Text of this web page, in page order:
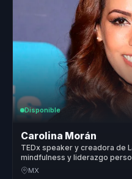
Disponible
Carolina Morán
TEDx speaker y creadora de
mindfulness y liderazgo
equipos.
MX